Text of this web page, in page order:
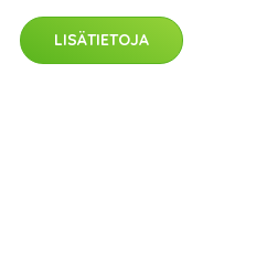
LISÄTIETOJA